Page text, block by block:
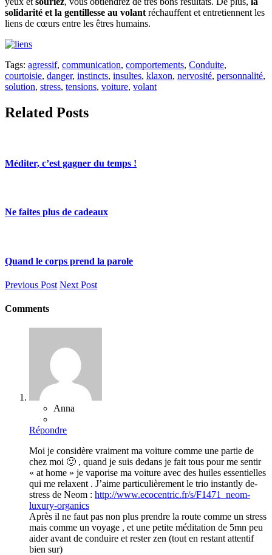
solidarité et la gentillesse au volant réchauffent et entretiennent les
liens de cœurs entre les êtres humains.
Tags: agressif, communication, comportements, Conduite,
courtoisie, danger, instincts, insultes, klaxon, nervosité, personnalité,
solution, stress, tensions, voiture, volant
Related Posts
Méditer, c’est gagner du temps !
Ne faites plus de cadeaux
Quand le corps prend la parole
Previous Post Next Post
Comments
Anna
Répondre
Moi je considère vraiment ma voiture comme une partie de
chez moi 🙂 , quand je suis dedans je fait tous pour me sentir
« at home » je vaporise ma voiture avec des huiles essentielles
qui me relaxent . J’aime particulièrement le trio instantly de-
stress de Neom : http://www.ecocentric.fr/s/F1471_neom-
luxury-organics
Après il ne faut pas non plus prendre la route comme un stress
mais comme un voyage , et une petite méditation de 5mn peu
aider avant de conduire et rester zen (tout en restant attentif
bien sur)